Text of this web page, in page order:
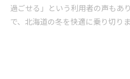
過ごせる」という利用者の声もあ
で、北海道の冬を快適に乗り切りま